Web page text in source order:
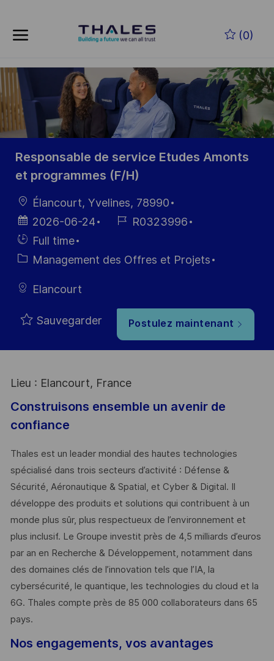
(0)
-
Responsable de service Etudes Amonts
et programmes (F/H)
localisation
Élancourt, Yvelines, 78990
Date
d’affichage
2026-06-24
Référence
R0323996
Hiring
Type
Full time
Catégorie
Management des Offres et Projets
Elancourt
Sauvegarder Postulez maintenant
Lieu : Elancourt, France
Construisons ensemble un avenir de
confiance
Thales est un leader mondial des hautes technologies
spécialisé dans trois secteurs d’activité : Défense &
Sécurité, Aéronautique & Spatial, et Cyber & Digital. Il
développe des produits et solutions qui contribuent à un
monde plus sûr, plus respectueux de l’environnement et
plus inclusif. Le Groupe investit près de 4,5 milliards d’euros
par an en Recherche & Développement, notamment dans
des domaines clés de l’innovation tels que l’IA, la
cybersécurité, le quantique, les technologies du cloud et la
6G. Thales compte près de 85 000 collaborateurs dans 65
pays. ​
Nos engagements, vos avantages